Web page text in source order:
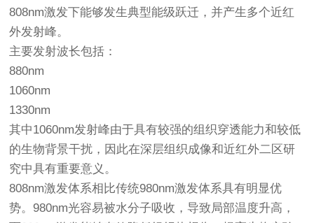
808nm激发下能够发生典型能级跃迁，并产生多个近红
外发射峰。
主要发射波长包括：
880nm
1060nm
1330nm
其中1060nm发射峰由于具有较强的组织穿透能力和较低
的生物背景干扰，因此在深层组织成像和近红外二区研
究中具有重要意义。
808nm激发体系相比传统980nm激发体系具有明显优
势。980nm光容易被水分子吸收，导致局部温度升高，